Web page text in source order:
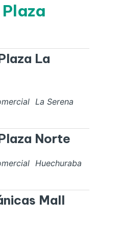
La
La Serena
Norte
Huechuraba
Mall